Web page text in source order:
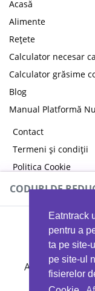
Eatntrack
pentru a
ta pe site-
pe site-ul
fisierelor
Acasă
Alimente
Rețete
Calculator necesar
Calculator grăsime
Blog
Manual Platformă
Contact
Termeni și condiții
Politica Cookie
Politica de
CODURI DE
Ai 40%